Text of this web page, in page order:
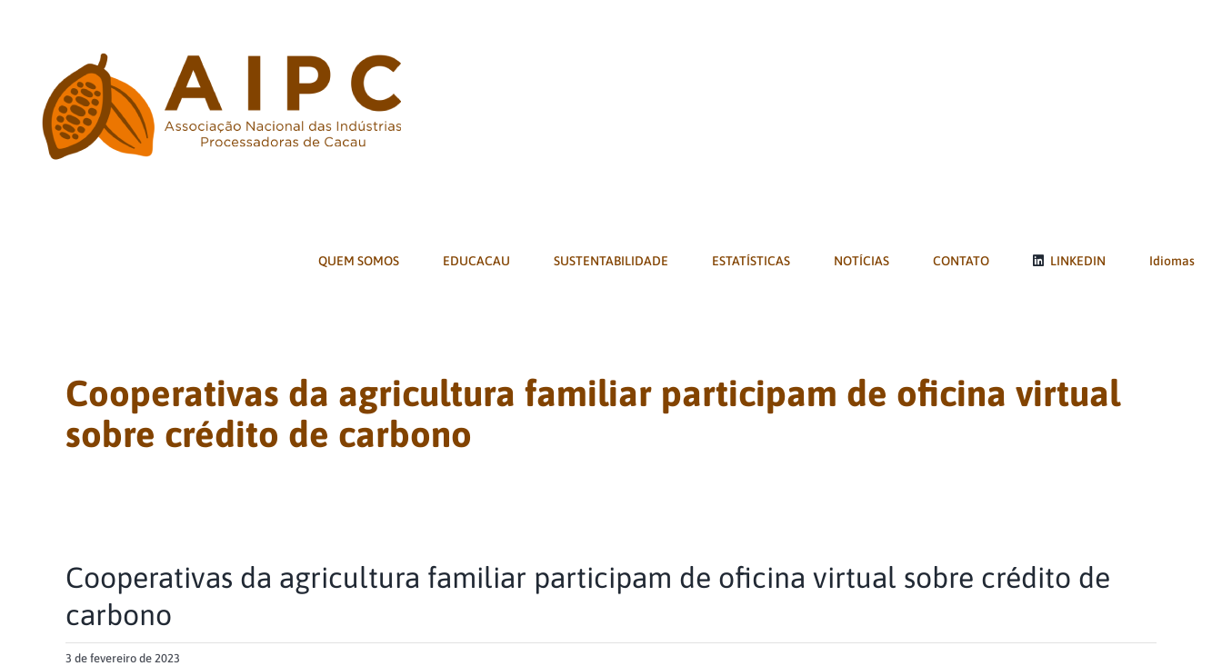
conteúdo
QUEM SOMOS EDUCACAU SUSTENTABILIDADE ESTATÍSTICAS NOTÍCIAS CONTATO LINKEDIN Idiomas
Cooperativas da agricultura familiar participam de oficina virtual
sobre crédito de carbono
Cooperativas da agricultura familiar participam de oficina virtual sobre crédito de
carbono
3 de fevereiro de 2023